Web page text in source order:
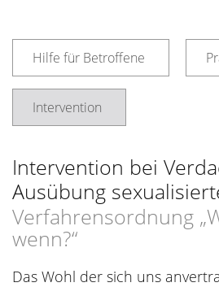
Hilfe für Betroffene
Intervention
Intervention bei
Ausübung
Verfahrensordnung
wenn?“
Das Wohl der sich uns